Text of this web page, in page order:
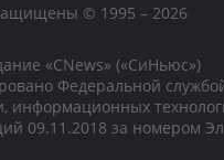
© 1995 – 2026
«CNews» («СиНьюс»)
Федеральной
информационных
09.11.2018 за номером